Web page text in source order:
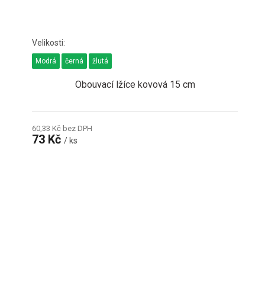
Obouvací lžíce kovová 15 cm
60,33 Kč bez DPH
73 Kč/ ks
Modrá černá žlutá